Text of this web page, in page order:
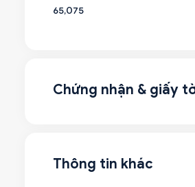
65,075
Chứng nhận & giấy
Thông tin khác